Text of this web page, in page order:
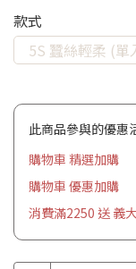
款式
5S 蠶絲輕柔 (單
此商品參與的優惠
購物車 精選加購
購物車 優惠加購
消費滿2250 送 義